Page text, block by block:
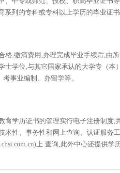
系列的专科或专科以上学历的毕业证书
格,缴清费用,办理完成毕业手续后,由
士学位,与其它国家承认的大学专（
事业编制、办留学等。
育学历证书的管理实行电子注册制度,
术性、事务性和网上查询、认证服务
上 查询,此外中心还提供